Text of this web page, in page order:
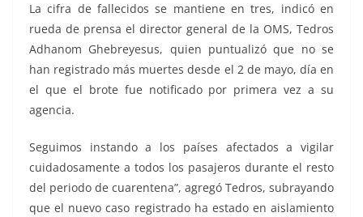
La cifra de fallecidos se mantiene en tres, indicó en
rueda de prensa el director general de la OMS, Tedros
Adhanom Ghebreyesus, quien puntualizó que no se
han registrado más muertes desde el 2 de mayo, día en
el que el brote fue notificado por primera vez a su
agencia.
Seguimos instando a los países afectados a vigilar
cuidadosamente a todos los pasajeros durante el resto
del periodo de cuarentena”, agregó Tedros, subrayando
que el nuevo caso registrado ha estado en aislamiento